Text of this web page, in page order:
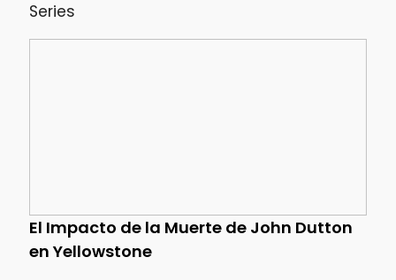
Series
El Impacto de la Muerte de John Dutton
en Yellowstone